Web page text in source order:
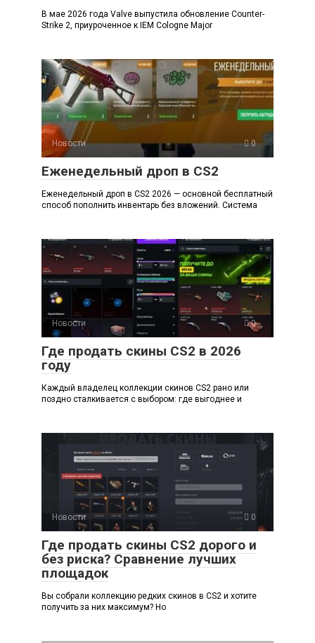
В мае 2026 года Valve выпустила обновление Counter-
Strike 2, приуроченное к IEM Cologne Major
Новости 0
Еженедельный дроп в CS2
Еженедельный дроп в CS2 2026 — основной бесплатный
способ пополнить инвентарь без вложений. Система
Новости 0
Где продать скины CS2 в 2026
году
Каждый владелец коллекции скинов CS2 рано или
поздно сталкивается с выбором: где выгоднее и
Новости 0
Где продать скины CS2 дорого и
без риска? Сравнение лучших
площадок
Вы собрали коллекцию редких скинов в CS2 и хотите
получить за них максимум? Но